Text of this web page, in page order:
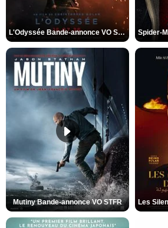
L'Odyssée Bande-annonce VO STFR
Mutiny Bande-annonce VO STFR